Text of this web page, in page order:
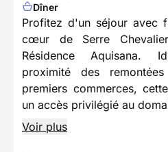
Dîner
Profitez d'un séjour avec
cœur de Serre
Résidence Aquisana.
proximité des
premiers commerces,
un accès privilégié au
Voir plus